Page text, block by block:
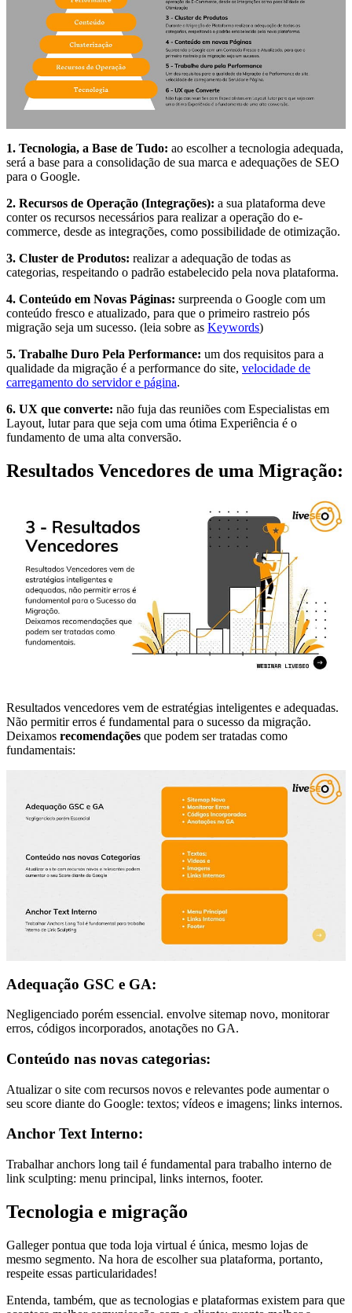
1. Tecnologia, a Base de Tudo: ao escolher a tecnologia adequada,
será a base para a consolidação de sua marca e adequações de SEO
para o Google.
2. Recursos de Operação (Integrações): a sua plataforma deve
conter os recursos necessários para realizar a operação do e-
commerce, desde as integrações, como possibilidade de otimização.
3. Cluster de Produtos: realizar a adequação de todas as
categorias, respeitando o padrão estabelecido pela nova plataforma.
4. Conteúdo em Novas Páginas: surpreenda o Google com um
conteúdo fresco e atualizado, para que o primeiro rastreio pós
migração seja um sucesso. (leia sobre as Keywords)
5. Trabalhe Duro Pela Performance: um dos requisitos para a
qualidade da migração é a performance do site, velocidade de
carregamento do servidor e página.
6. UX que converte: não fuja das reuniões com Especialistas em
Layout, lutar para que seja com uma ótima Experiência é o
fundamento de uma alta conversão.
Resultados Vencedores de uma Migração:
Resultados vencedores vem de estratégias inteligentes e adequadas.
Não permitir erros é fundamental para o sucesso da migração.
Deixamos recomendações que podem ser tratadas como
fundamentais:
Adequação GSC e GA:
Negligenciado porém essencial. envolve sitemap novo, monitorar
erros, códigos incorporados, anotações no GA.
Conteúdo nas novas categorias:
Atualizar o site com recursos novos e relevantes pode aumentar o
seu score diante do Google: textos; vídeos e imagens; links internos.
Anchor Text Interno:
Trabalhar anchors long tail é fundamental para trabalho interno de
link sculpting: menu principal, links internos, footer.
Tecnologia e migração
Galleger pontua que toda loja virtual é única, mesmo lojas de
mesmo segmento. Na hora de escolher sua plataforma, portanto,
respeite essas particularidades!
Entenda, também, que as tecnologias e plataformas existem para que